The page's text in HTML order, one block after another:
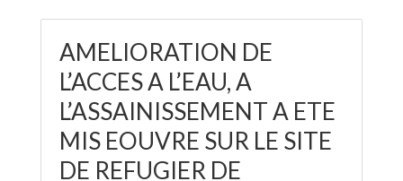
AMELIORATION DE
L’ACCES A L’EAU, A
L’ASSAINISSEMENT A ETE
MIS EOUVRE SUR LE SITE
DE REFUGIER DE